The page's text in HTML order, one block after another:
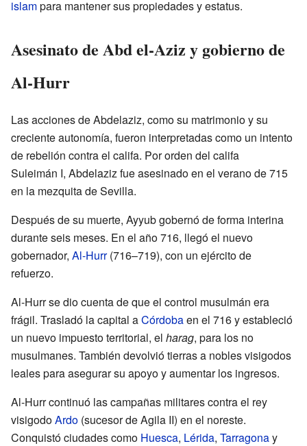
islampara mantener sus propiedades y estatus.
Asesinato de Abd el-Aziz y gobierno de
Al-Hurr
Las acciones de Abdelaziz, como su matrimonio y su
creciente autonomía, fueron interpretadas como un intento
de rebelión contra el califa. Por orden del califa
Suleimán I, Abdelaziz fue asesinado en el verano de 715
en la mezquita de Sevilla.
Después de su muerte, Ayyub gobernó de forma interina
durante seis meses. En el año 716, llegó el nuevo
gobernador, Al-Hurr(716–719), con un ejército de
refuerzo.
Al-Hurr se dio cuenta de que el control musulmán era
frágil. Trasladó la capital aCórdobaen el 716 y estableció
un nuevo impuesto territorial, el harag, para los no
musulmanes. También devolvió tierras a nobles visigodos
leales para asegurar su apoyo y aumentar los ingresos.
Al-Hurr continuó las campañas militares contra el rey
visigodoArdo (sucesor de Agila II) en el noreste.
Conquistó ciudades como Huesca, Lérida, Tarragonay